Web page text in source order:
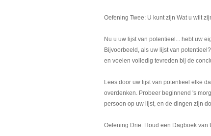
Oefening Twee: U kunt zijn Wat u wilt
Nu u uw lijst van potentieel... hebt uw
Bijvoorbeeld, als uw lijst van
en voelen volledig tevreden bij de
Lees door uw lijst van potentieel elke
overdenken. Probeer beginnend 's
persoon op uw lijst, en de dingen zijn
Oefening Drie: Houd een Dagboek van